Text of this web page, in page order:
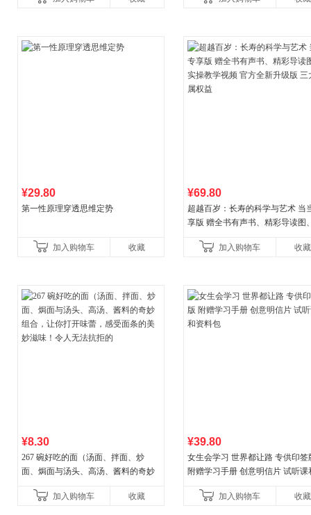
¥29.80
第一性原理穿透思维定势
加入购物车 收藏
¥69.80
超越百岁：长寿的科学与艺术 当
享版 赠全书有声书、精彩导读图
权益
加入购物车 收藏
¥8.30
267 碗好吃的面（汤面、拌面、炒
面、焗面与汤头、高汤、酱料的奇妙
妙滋味！令人无法抗拒的
加入购物车 收藏
¥39.80
女生会学习 世界都让路 专供印签
附赠学习手册 创意明信片 试听课
加入购物车
收藏